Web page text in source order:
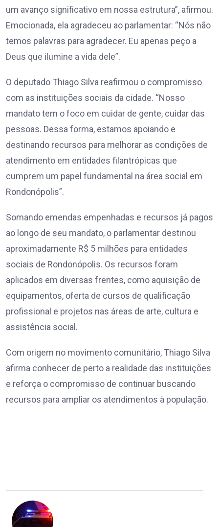
um avanço significativo em nossa estrutura”, afirmou.
Emocionada, ela agradeceu ao parlamentar: “Nós não
temos palavras para agradecer. Eu apenas peço a
Deus que ilumine a vida dele”.
O deputado Thiago Silva reafirmou o compromisso
com as instituições sociais da cidade. “Nosso
mandato tem o foco em cuidar de gente, cuidar das
pessoas. Dessa forma, estamos apoiando e
destinando recursos para melhorar as condições de
atendimento em entidades filantrópicas que
cumprem um papel fundamental na área social em
Rondonópolis”.
Somando emendas empenhadas e recursos já pagos
ao longo de seu mandato, o parlamentar destinou
aproximadamente R$ 5 milhões para entidades
sociais de Rondonópolis. Os recursos foram
aplicados em diversas frentes, como aquisição de
equipamentos, oferta de cursos de qualificação
profissional e projetos nas áreas de arte, cultura e
assistência social.
Com origem no movimento comunitário, Thiago Silva
afirma conhecer de perto a realidade das instituições
e reforça o compromisso de continuar buscando
recursos para ampliar os atendimentos à população.